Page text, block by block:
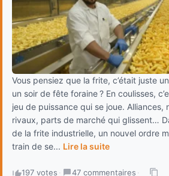
Vous pensiez que la frite, c’était juste
un soir de fête foraine ? En coulisses,
jeu de puissance qui se joue. Alliances,
rivaux, parts de marché qui glissent…
de la frite industrielle, un nouvel ordre
train de se... Lire la suite
197 votes · 47 commentaires ·